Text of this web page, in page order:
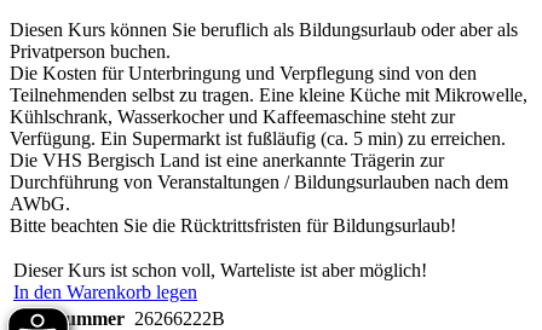
Diesen Kurs können Sie beruflich als Bildungsurlaub oder aber als
Privatperson buchen.
Die Kosten für Unterbringung und Verpflegung sind von den
Teilnehmenden selbst zu tragen. Eine kleine Küche mit Mikrowelle,
Kühlschrank, Wasserkocher und Kaffeemaschine steht zur
Verfügung. Ein Supermarkt ist fußläufig (ca. 5 min) zu erreichen.
Die VHS Bergisch Land ist eine anerkannte Trägerin zur
Durchführung von Veranstaltungen / Bildungsurlauben nach dem
AWbG.
Bitte beachten Sie die Rücktrittsfristen für Bildungsurlaub!
Dieser Kurs ist schon voll, Warteliste ist aber möglich!
In den Warenkorb legen
Kursnummer 26266222B